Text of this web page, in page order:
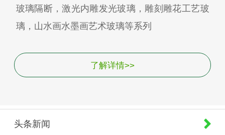
玻璃隔断，激光内雕发光玻璃，雕刻雕花工艺玻
璃，山水画水墨画艺术玻璃等系列
了解详情>>
头条新闻